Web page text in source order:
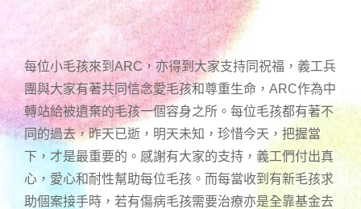
每位小毛孩來到ARC，亦得到大家支持同祝福，義工兵
團與大家有著共同信念愛毛孩和尊重生命，ARC作為中
轉站給被遺棄的毛孩一個容身之所。每位毛孩都有著不
同的過去，昨天已逝，明天未知，珍惜今天，把握當
下，才是最重要的。感謝有大家的支持，義工們付出真
心，愛心和耐性幫助每位毛孩。而每當收到有新毛孩求
助個案接手時，若有傷病毛孩需要治療亦是全靠基金去